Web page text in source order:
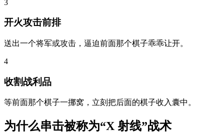
3
开火攻击前排
送出一个将军或攻击，逼迫前面那个棋子乖乖让开。
4
收割战利品
等前面那个棋子一挪窝，立刻把后面的棋子收入囊中。
为什么串击被称为“X 射线”战术